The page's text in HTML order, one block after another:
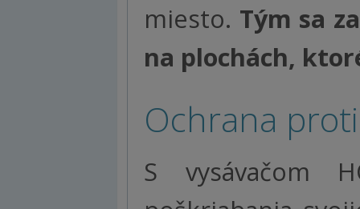
miesto. Tým sa
na plochách,
Ochrana
S vysávačom